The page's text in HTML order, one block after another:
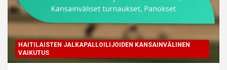
HAITILAISTEN JALKAPALLOILIJOIDEN KANSAINVÄLINEN
VAIKUTUS